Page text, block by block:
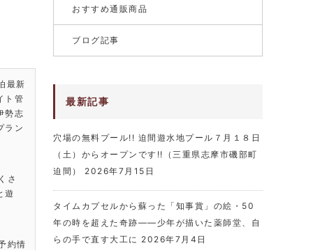
最新
ト管
勢志
ラン
さ
遊
約情
おすすめ通販商品
ブログ記事
最新記事
穴場の無料プール!! 迫間遊水地プール７月１８日
（土）からオープンです!!（三重県志摩市磯部町
迫間）
2026年7月15日
タイムカプセルから蘇った「知事賞」の絵・50
年の時を超えた奇跡――少年が描いた薬師堂、自
らの手で直す大工に 2026年7月4日